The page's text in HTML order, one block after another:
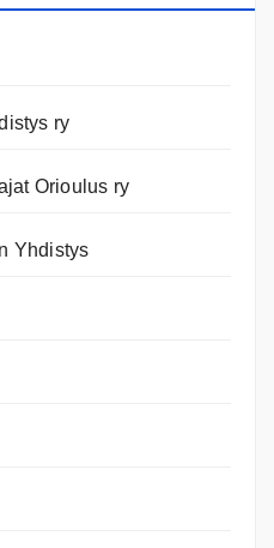
ry
Orioulus ry
Yhdistys